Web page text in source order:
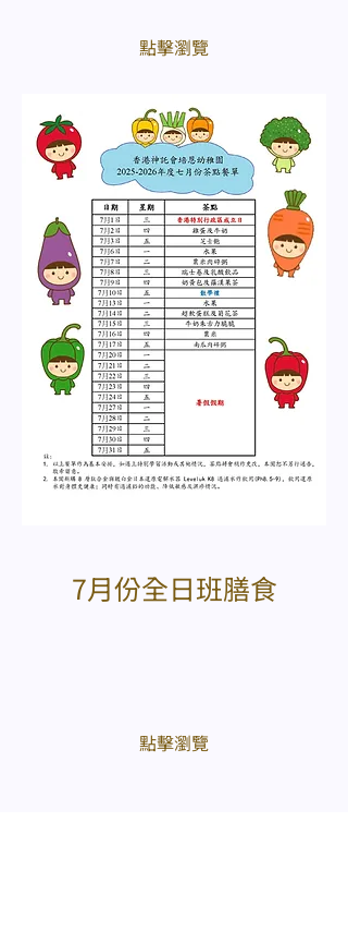
​點擊瀏覽
7月份全日班膳食
​點擊瀏覽